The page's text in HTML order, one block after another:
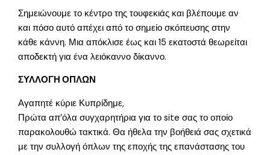
Σημειώνουμε το κέντρο της τουφεκιάς και βλέπουμε αν
και πόσο αυτό απέχει από το σημείο σκόπευσης στην
κάθε κάννη. Μια απόκλισε έως και 15 εκατοστά θεωρείται
αποδεκτή για ένα λειόκαννο δίκαννο.
ΣΥΛΛΟΓΗ ΟΠΛΩΝ
Αγαπητέ κύριε Κυπρίδημε,
Πρώτα απ’όλα συγχαρητήρια για το site σας το οποίο
παρακολουθώ τακτικά. Θα ήθελα την βοήθειά σας σχετικά
με την συλλογή όπλων της εποχής της επανάστασης του